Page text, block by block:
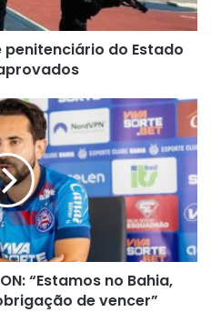
do Estado
“Estamos no Bahia,
de vencer”